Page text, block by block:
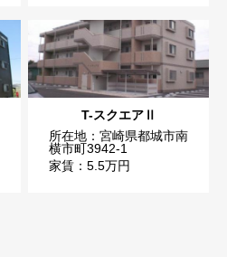
T-スクエアⅡ
所在地：宮崎県都城市南
横市町3942-1
家賃：5.5万円